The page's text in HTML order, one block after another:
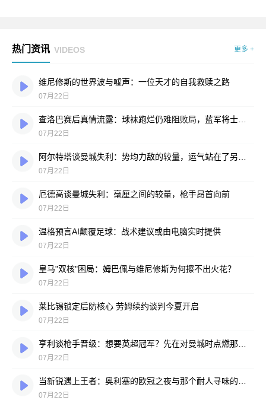
热门资讯 VIDEOS 更多 +
维尼修斯的世界波与嘘声：一位天才的自我救赎之路
07月22日
07月22日
07月22日
厄德高谈曼城失利：毫厘之间的较量，枪手昂首向前
07月22日
温格预言AI颠覆足球：战术建议或由电脑实时提供
07月22日
皇马"双核"困局：姆巴佩与维尼修斯为何擦不出火花？
07月22日
莱比锡锁定后防核心 劳姆续约谈判今夏开启
07月22日
07月22日
07月22日